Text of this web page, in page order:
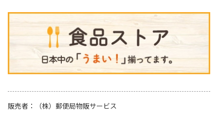
販売者
（株）郵便局物販サービス